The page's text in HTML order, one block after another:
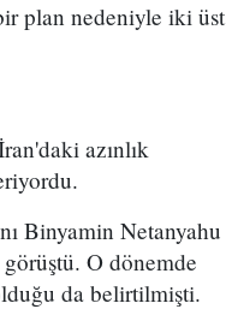
plan nedeniyle iki üst
azınlık
Binyamin Netanyahu
O dönemde
da belirtilmişti.